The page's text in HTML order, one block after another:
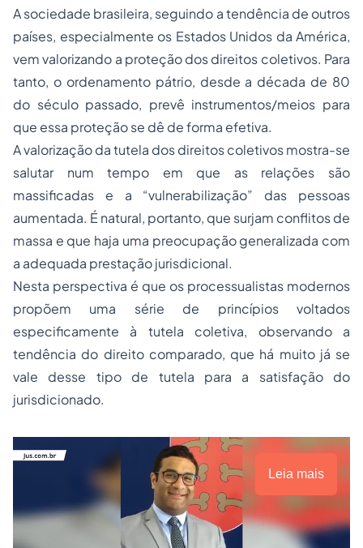
A sociedade brasileira, seguindo a tendência de outros
países, especialmente os Estados Unidos da América,
vem valorizando a proteção dos direitos coletivos. Para
tanto, o ordenamento pátrio, desde a década de 80
do século passado, prevê instrumentos/meios para
que essa proteção se dê de forma efetiva.
A valorização da tutela dos direitos coletivos mostra-se
salutar num tempo em que as relações são
massificadas e a “vulnerabilização” das pessoas
aumentada. É natural, portanto, que surjam conflitos de
massa e que haja uma preocupação generalizada com
a adequada prestação jurisdicional.
Nesta perspectiva é que os processualistas modernos
propõem uma série de princípios voltados
especificamente à tutela coletiva, observando a
tendência do direito comparado, que há muito já se
vale desse tipo de tutela para a satisfação do
jurisdicionado.
Leia mais